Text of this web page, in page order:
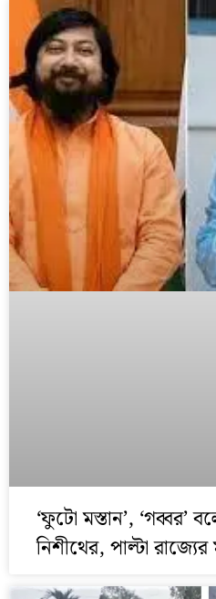
‘ফুটো মস্তান’, ‘গব্বর’
নিশীথের, পাল্টা রাজ্যের